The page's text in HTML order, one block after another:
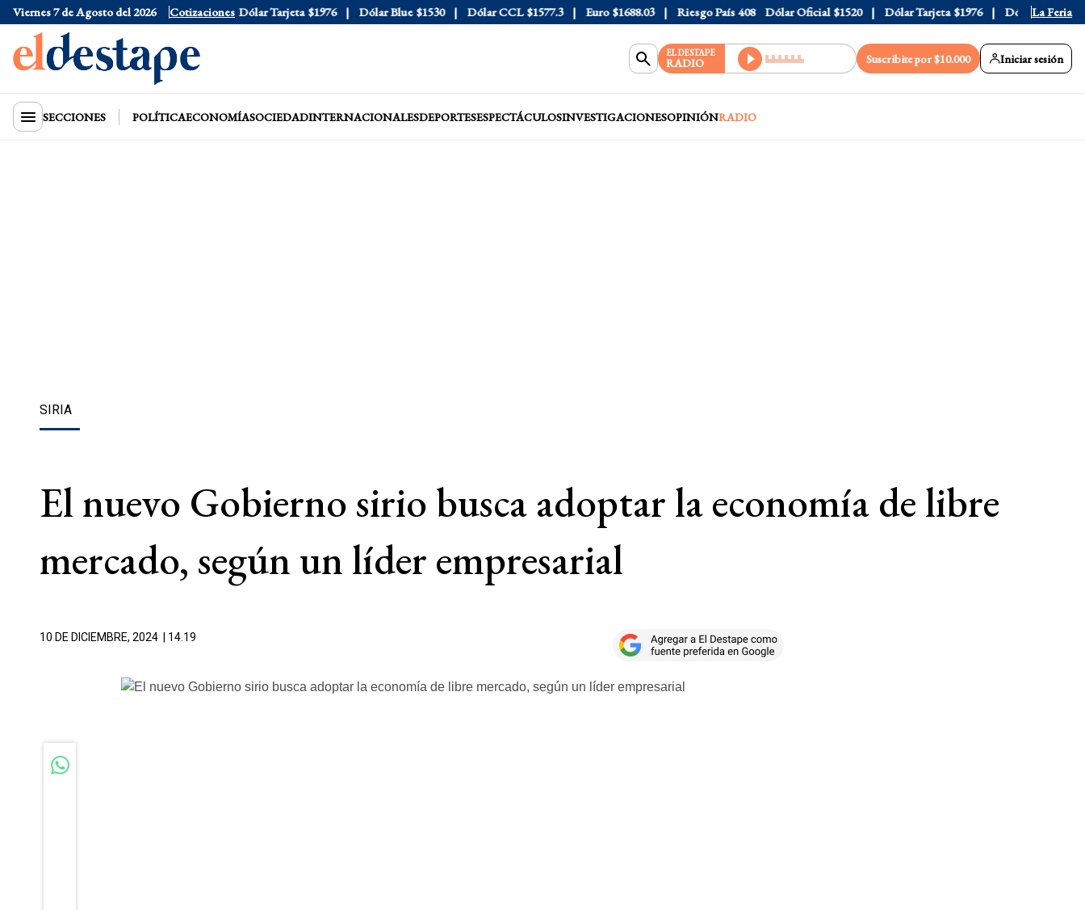
Viernes 7 de Agosto del 2026 Cotizaciones
Dólar Oficial $1520 Dólar Tarjeta $1976 Dólar Blue $1530 Dólar CCL $1577.3 Euro $1688.03 Riesgo País 408 Dólar Oficial $1520 Dólar Tarjeta $1976 Dólar Blue $1530
La Feria
EL DESTAPE
RADIO Suscribite por $10.000 Iniciar sesión
SECCIONES POLÍTICAECONOMÍASOCIEDADINTERNACIONALESDEPORTESESPECTÁCULOSINVESTIGACIONESOPINIÓNRADIO
SIRIA
El nuevo Gobierno sirio busca adoptar la economía de libre
mercado, según un líder empresarial
10 DE DICIEMBRE, 2024 | 14.19